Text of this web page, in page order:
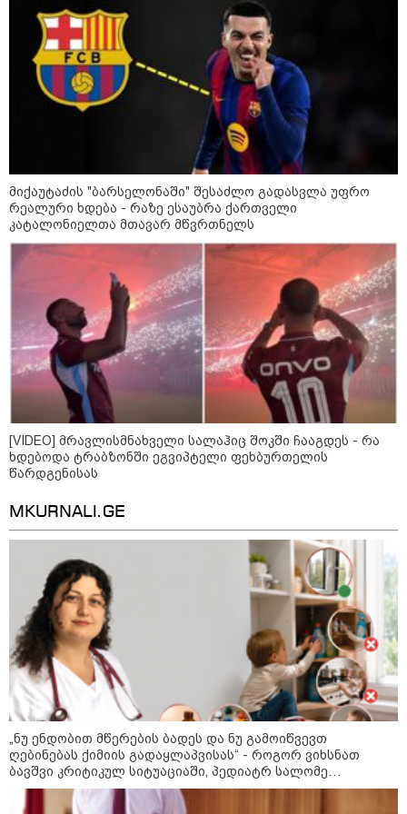
ჩანაწერის შინაარსს
ასაჯაროებს
კატეგორიის ყველა სიახლე
კატეგორიები
7
აგვისტო
ეს დღე გამოირჩევა სტაბილური და მშვიდი ენერგიით. კარგი
პერიოდია დაწყებული საქმეების ბოლომდე მოსაყვანად,
ფინანსური საკითხების გადასამოწმებლად და სამუშაო
სივრცის მოწესრიგებისთვის. თანმიმდევრული მოქმედება და
პრაქტიკული მიდგომა სასურველ შედეგს უდანაკარგოდ
მოგიტანთ.
აგვისტო აგარაკზე: ეს 5 საქმე
მიქაუტაძის "ბარსელონაში" შესაძლო გადასვლა უფრო
რეალური ხდება - რაზე ესაუბრა ქართველი
კატალონიელთა მთავარ მწვრთნელს
[VIDEO] მრავლისმნახველი სალაჰიც შოკში ჩააგდეს - რა
ხდებოდა ტრაბზონში ეგვიპტელი ფეხბურთელის
წარდგენისას
MKURNALI.GE
„ნუ ენდობით მწერების ბადეს და ნუ გამოიწვევთ
ღებინებას ქიმიის გადაყლაპვისას“ - როგორ ვიხსნათ
ბავშვი კრიტიკულ სიტუაციაში, პედიატრ სალომე
ახვლედიანის რჩევები